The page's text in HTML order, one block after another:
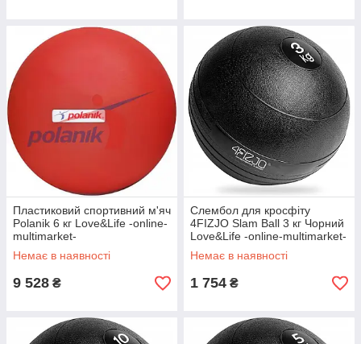
Пластиковий спортивний м'яч
Polanik 6 кг Love&Life -online-
multimarket-
Немає в наявності
9 528 ₴
Слембол для кросфіту
4FIZJO Slam Ball 3 кг Чорний
Love&Life -online-multimarket-
Немає в наявності
1 754 ₴